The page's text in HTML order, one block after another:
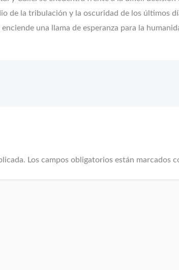
de la tribulación y la oscuridad de los últimos
una llama de esperanza para la
Los campos obligatorios están marcados